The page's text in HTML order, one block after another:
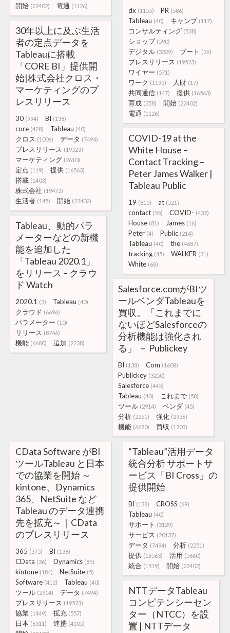
開始 (22402) 電通 (1126)
dx (1155) PR (586)
Tableau (40) キャンプ (117)
コンサルティング (538)
ショップ (590)
デジタル (3329) ブート (39)
プレスリリース (19523)
ワイヤー (571)
ワーク (1195) 人財 (17)
共同通信 (147) 提供 (16563)
育成 (358) 開始 (22402)
電通 (1126)
30年以上に及ぶ生活
者の定点データを
Tableauに搭載
「CORE BI」提供開
始|株式会社クロス・
マーケティングのプ
レスリリース
30 (994) BI (138)
core (428) Tableau (40)
クロス (1006) データ (7494)
プレスリリース (19523)
マーケティング (2610)
定点 (119) 提供 (16563)
搭載 (1403)
株式会社 (19472)
生活者 (145) 開始 (22402)
COVID-19 at the
White House –
Contact Tracking –
Peter James Walker |
Tableau Public
19 (815) at (521)
contact (55) COVID- (432)
House (81) James (16)
Peter (4) Public (214)
Tableau (40) the (4687)
tracking (45) WALKER (31)
White (68)
Tableau、動的パラ
メーターなどの新機
能を追加した
「Tableau 2020.1」
をリリース – クラウ
ド Watch
2020.1 (3) Tableau (40)
クラウド (6696)
パラメーター (10)
リリース (8746)
機能 (6680) 追加 (2238)
Salesforce.comがBIツ
ールベンダTableauを
買収。「これまでに
ないほどSalesforceの
分析機能は強化され
る」 － Publickey
BI (138) Com (1608)
Publickey (3250)
Salesforce (445)
Tableau (40) これまで (58)
ツール (2914) ベンダ (45)
分析 (2251) 強化 (2936)
機能 (6680) 買収 (1203)
CData Software がBI
ツールTableau と日本
での協業を開始 ～
kintone、Dynamics
365、NetSuite など
Tableau のデータ連携
先を拡充～｜CData
のプレスリリース
365 (375) BI (138)
CData (36) Dynamics (85)
kintone (184) NetSuite (5)
Software (412) Tableau (40)
ツール (2914) データ (7494)
プレスリリース (19523)
協業 (1449) 拡充 (557)
日本 (6311) 連携 (4105)
“Tableau”活用データ
統合分析 サポートサ
ービス「BI Cross」の
提供開始
BI (138) CROSS (69)
Tableau (40)
サポート (3129)
サービス (20137)
データ (7494) 分析 (2251)
提供 (16563) 活用 (5660)
統合 (1519) 開始 (22402)
NTTデータTableau
コンピテンシーセン
ター（NTCC）を設
置 | NTTデータ